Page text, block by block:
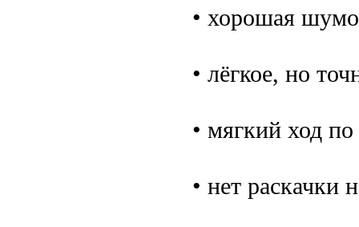
• хорошая
• лёгкое, но
• мягкий ход
• нет раскачки